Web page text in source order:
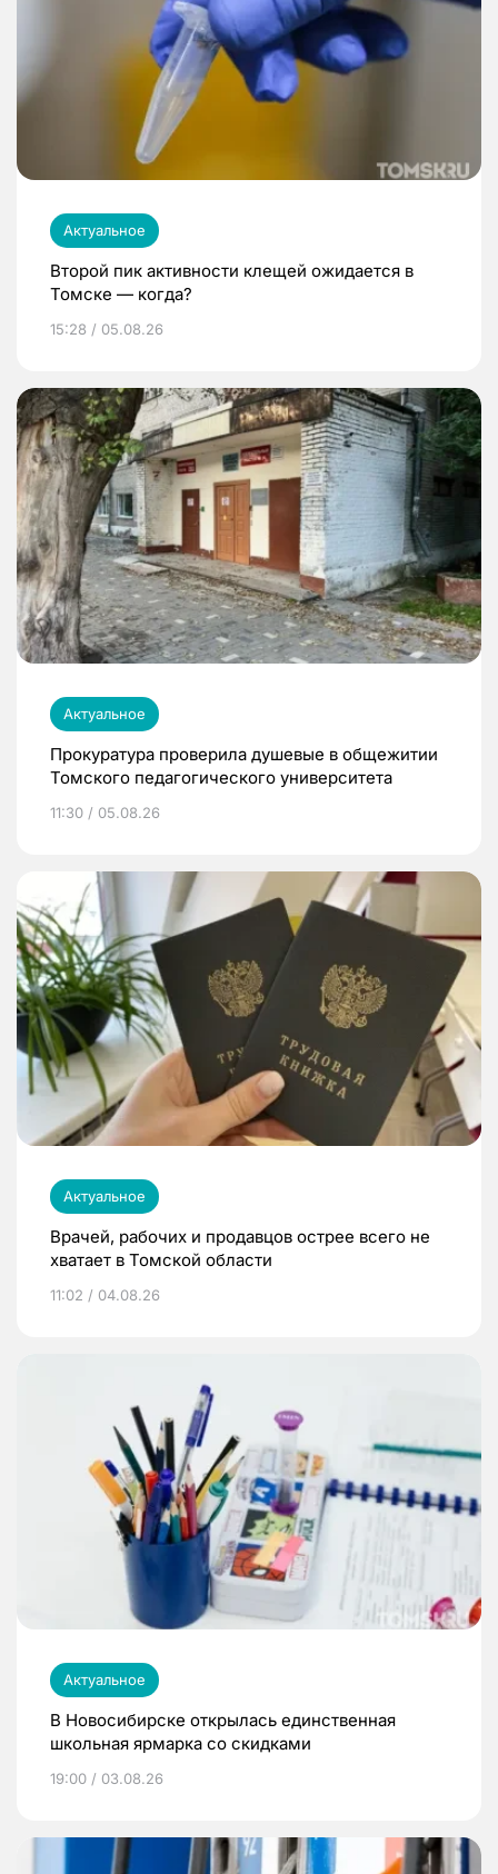
Актуальное
Второй пик активности клещей ожидается в
Томске — когда?
15:28 / 05.08.26
Актуальное
Прокуратура проверила душевые в общежитии
Томского педагогического университета
11:30 / 05.08.26
Актуальное
Врачей, рабочих и продавцов острее всего не
хватает в Томской области
11:02 / 04.08.26
Актуальное
В Новосибирске открылась единственная
школьная ярмарка со скидками
19:00 / 03.08.26